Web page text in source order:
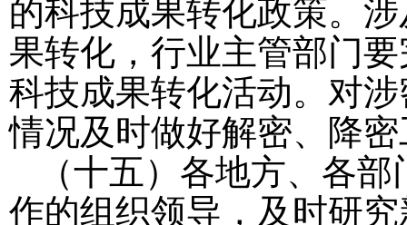
的科技成果转化政策。
果转化，行业主管部门
科技成果转化活动。对
情况及时做好解密、降
（十五）各地方、各
作的组织领导，及时研